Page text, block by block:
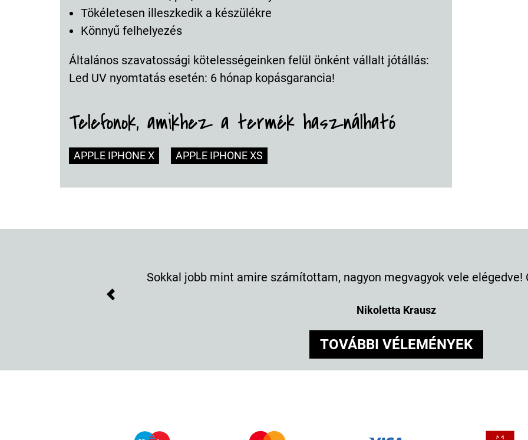
Tökéletesen illeszkedik a készülékre
Könnyű felhelyezés
Általános szavatossági kötelességeinken felül önként vállalt jótállás:
Led UV nyomtatás esetén: 6 hónap kopásgarancia!
Telefonok, amikhez a termék használható
APPLE IPHONE X APPLE IPHONE XS
Sokkal jobb mint amire számítottam, nagyon megvagyok vele elégedve!
Nikoletta Krausz
Previous
TOVÁBBI VÉLEMÉNYEK